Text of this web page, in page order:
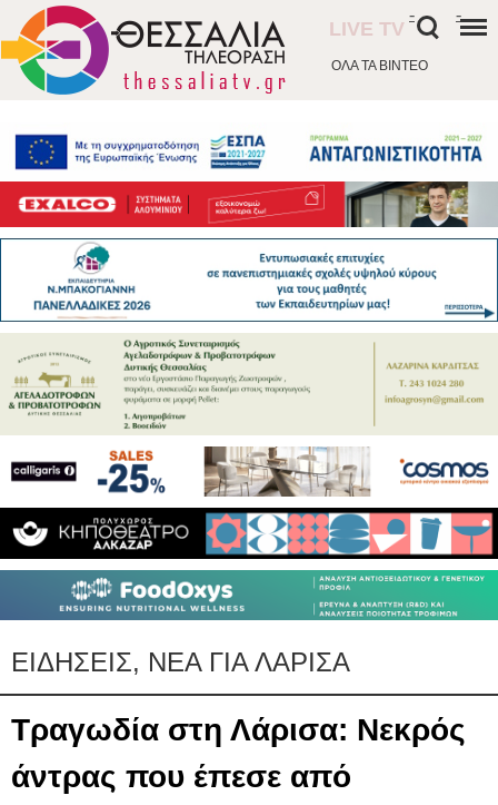
ΟΛΑ ΤΑ ΒΙΝΤΕΟ
LIVE TV
- -
ΕΙΔΗΣΕΙΣ, ΝΕΑ ΓΙΑ ΛΑΡΙΣΑ
Τραγωδία στη Λάρισα: Νεκρός
άντρας που έπεσε από